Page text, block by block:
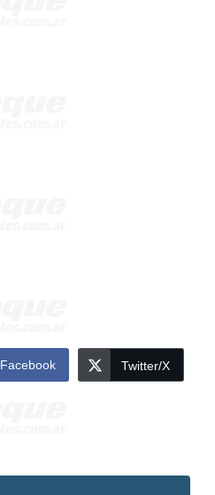
Facebook Twitter/X